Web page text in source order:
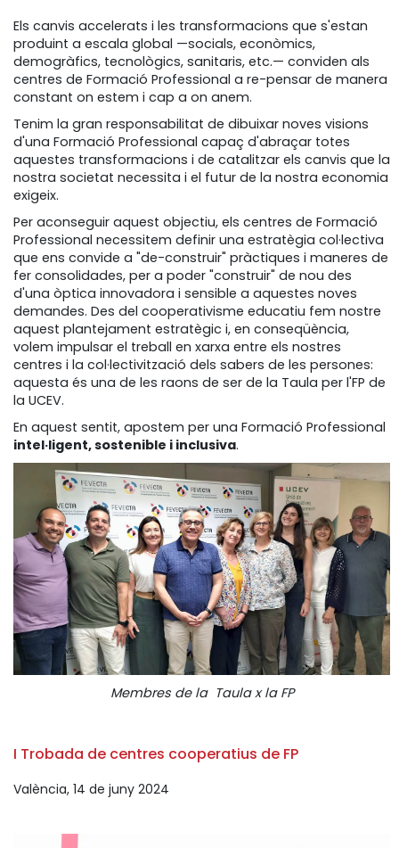
Els canvis accelerats i les transformacions que s'estan
produint a escala global —socials, econòmics,
demogràfics, tecnològics, sanitaris, etc.— conviden als
centres de Formació Professional a re-pensar de manera
constant on estem i cap a on anem.
Tenim la gran responsabilitat de dibuixar noves visions
d'una Formació Professional capaç d'abraçar totes
aquestes transformacions i de catalitzar els canvis que la
nostra societat necessita i el futur de la nostra economia
exigeix.
Per aconseguir aquest objectiu, els centres de Formació
Professional necessitem definir una estratègia col·lectiva
que ens convide a "de-construir" pràctiques i maneres de
fer consolidades, per a poder "construir" de nou des
d'una òptica innovadora i sensible a aquestes noves
demandes. Des del cooperativisme educatiu fem nostre
aquest plantejament estratègic i, en conseqüència,
volem impulsar el treball en xarxa entre els nostres
centres i la col·lectivització dels sabers de les persones:
aquesta és una de les raons de ser de la Taula per l'FP de
la UCEV.
En aquest sentit, apostem per una Formació Professional
intel·ligent, sostenible i inclusiva.
Membres de la Taula x la FP
I Trobada de centres cooperatius de FP
València, 14 de juny 2024